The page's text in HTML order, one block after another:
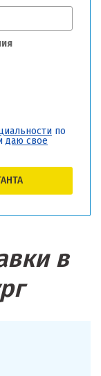
по
даю свое
в